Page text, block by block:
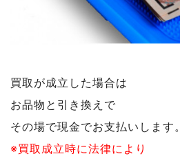
買取が成立した場合は
お品物と引き換えで
その場で現金でお支払いします。
※買取成立時に法律により